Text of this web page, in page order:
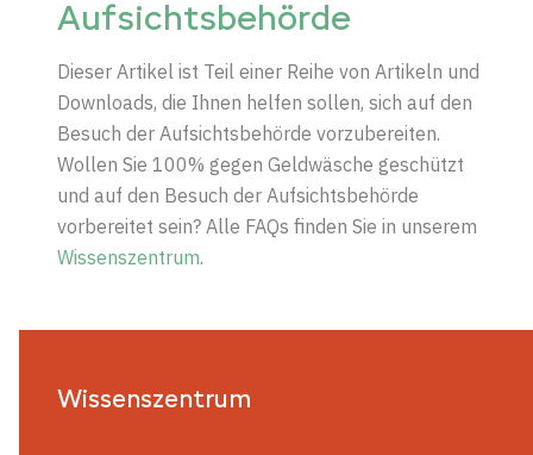
Aufsichtsbehörde
Dieser Artikel ist Teil einer Reihe von Artikeln und
Downloads, die Ihnen helfen sollen, sich auf den
Besuch der Aufsichtsbehörde vorzubereiten.
Wollen Sie 100% gegen Geldwäsche geschützt
und auf den Besuch der Aufsichtsbehörde
vorbereitet sein? Alle FAQs finden Sie in unserem
Wissenszentrum.
Wissenszentrum